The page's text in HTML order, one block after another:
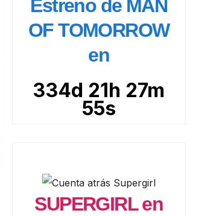
Estreno de MAN
OF TOMORROW
en
334d 21h 27m
53s
SUPERGIRL en